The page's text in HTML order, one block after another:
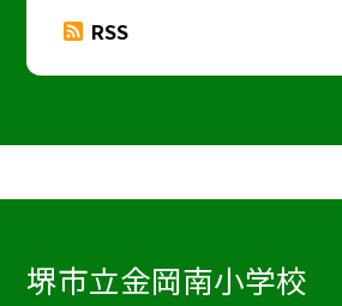
RSS
堺市立金岡南小学校